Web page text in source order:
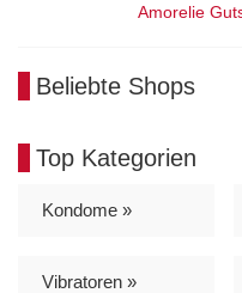
Amorelie
Beliebte Shops
Top Kategorien
Kondome »
Vibratoren »